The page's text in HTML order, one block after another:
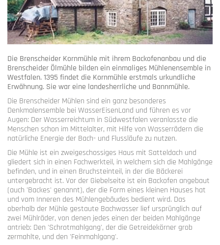
Die Brenscheider Kornmühle mit ihrem Backofenanbau und die
Brenscheider Ölmühle bilden ein einmaliges Mühlenensemble in
Westfalen. 1395 findet die Kornmühle erstmals urkundliche
Erwähnung. Sie war eine landesherrliche und Bannmühle.
Die Brenscheider Mühlen sind ein ganz besonderes
Denkmalensemble bei WasserEisenLand und führen es vor
Augen: Der Wasserreichtum in Südwestfalen veranlasste die
Menschen schon im Mittelalter, mit Hilfe von Wasserrädern die
natürliche Energie der Bach- und Flussläufe zu nutzen.
Die Mühle ist ein zweigeschossiges Haus mit Satteldach und
gliedert sich in einen Fachwerkteil, in welchem sich die Mahlgänge
befinden, und in einen Bruchsteinteil, in der die Bäckerei
untergebracht ist. Vor der Giebelseite ist ein Backofen angebaut
(auch 'Backes' genannt), der die Form eines kleinen Hauses hat
und vom Inneren des Mühlengebäudes bedient wird. Das
oberhalb der Mühle gestaute Bachwasser lief ursprünglich auf
zwei Mühlräder, von denen jedes einen der beiden Mahlgänge
antrieb: Den 'Schrotmahlgang', der die Getreidekörner grob
zermahlte, und den 'Feinmahlgang'.